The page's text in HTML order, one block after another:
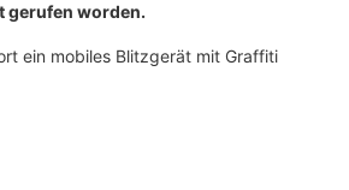
gerufen worden.
ein mobiles Blitzgerät mit Graffiti